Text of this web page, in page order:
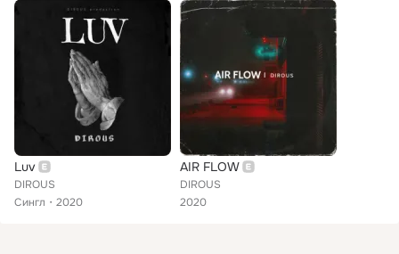
Luv
DIROUS
Сингл
2020
AIR FLOW
DIROUS
2020